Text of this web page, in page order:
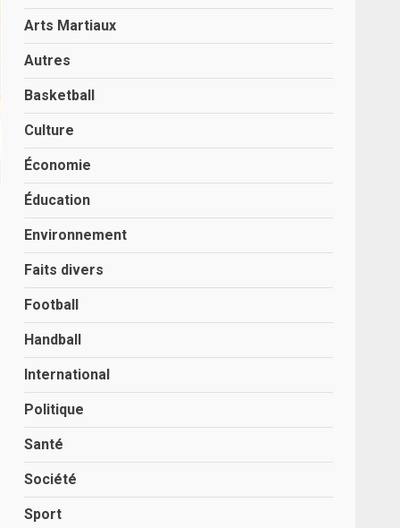
Arts Martiaux
Autres
Basketball
Culture
Économie
Éducation
Environnement
Faits divers
Football
Handball
International
Politique
Santé
Société
Sport